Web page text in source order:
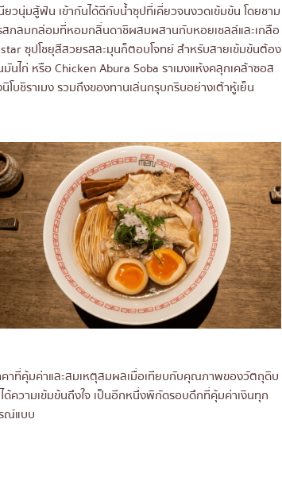
วนุ่มสู้ฟัน เข้ากันได้ดีกับน้ำซุปที่เคี่ยวจนงวดเข้มข้น โดยชาม
สกลมกล่อมที่หอมกลิ่นดาชิผสมผสานกับหอยเชลล์และเกลือ
ซุปโชยุสีสวยรสละมุนก็ตอบโจทย์ สำหรับสายเข้มข้นต้อง
นไก่ หรือ Chicken Abura Soba ราเมงแห้งคลุกเคล้าซอส
บชิราเมง รวมถึงของทานเล่นกรุบกริบอย่างเต้าหู้เย็น
าที่คุ้มค่าและสมเหตุสมผลเมื่อเทียบกับคุณภาพของวัตถุดิบ
ความเข้มข้นถึงใจ เป็นอีกหนึ่งพิกัดรอบดึกที่คุ้มค่าเงินทุก
ณ์แบบ